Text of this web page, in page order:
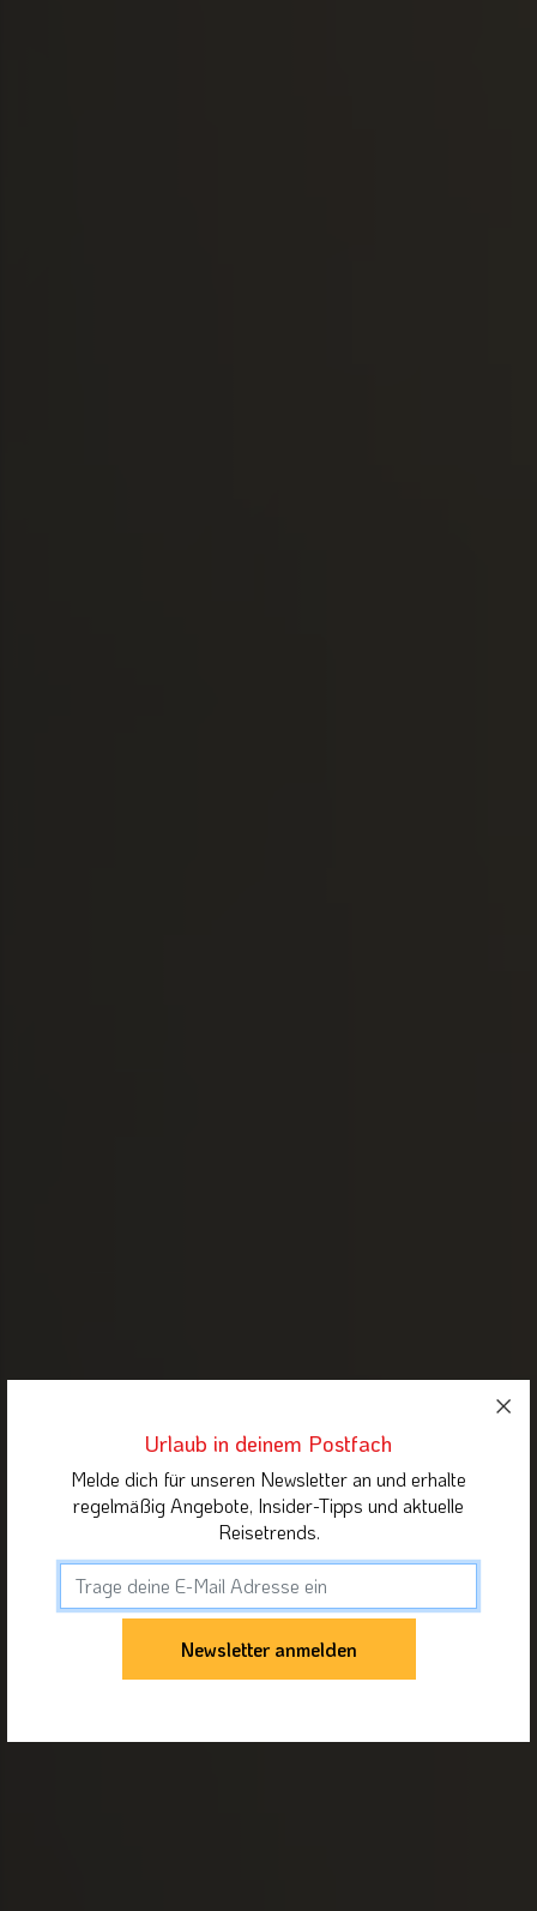
Urlaub in deinem Postfach
Melde dich für unseren Newsletter an und erhalte
regelmäßig Angebote, Insider-Tipps und aktuelle
Reisetrends.